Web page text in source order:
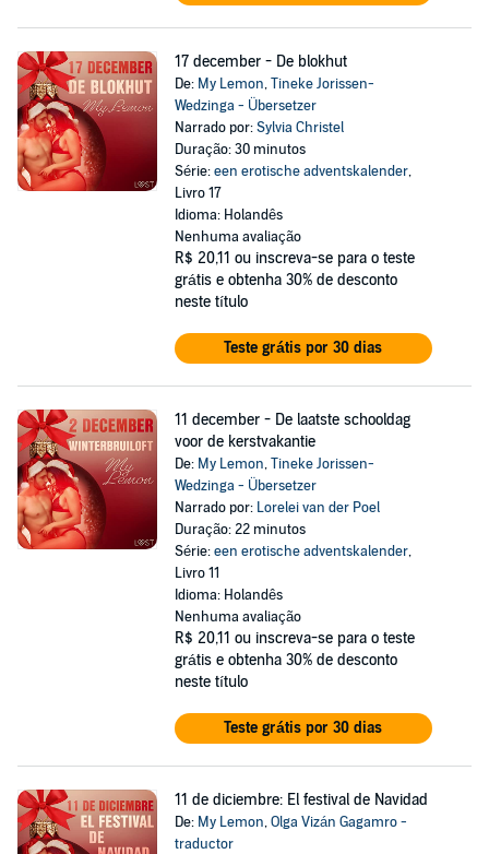
17 december - De blokhut
De: My Lemon,Tineke Jorissen-
Wedzinga - Übersetzer
Narrado por:Sylvia Christel
Duração: 30 minutos
Série:een erotische adventskalender,
Livro 17
Idioma: Holandês
Nenhuma avaliação
R$ 20,11 ou inscreva-se para o teste
grátis e obtenha 30% de desconto
neste título
Teste grátis por 30 dias
11 december - De laatste schooldag
voor de kerstvakantie
De: My Lemon,Tineke Jorissen-
Wedzinga - Übersetzer
Narrado por: Lorelei van der Poel
Duração: 22 minutos
Série:een erotische adventskalender,
Livro 11
Idioma: Holandês
Nenhuma avaliação
R$ 20,11 ou inscreva-se para o teste
grátis e obtenha 30% de desconto
neste título
Teste grátis por 30 dias
11 de diciembre: El festival de Navidad
De: My Lemon,Olga Vizán Gagamro -
traductor